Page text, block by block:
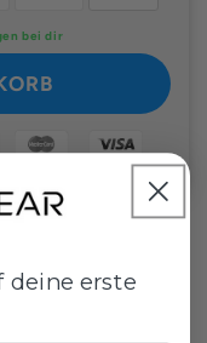
verfügbar
bei dir
deine erste